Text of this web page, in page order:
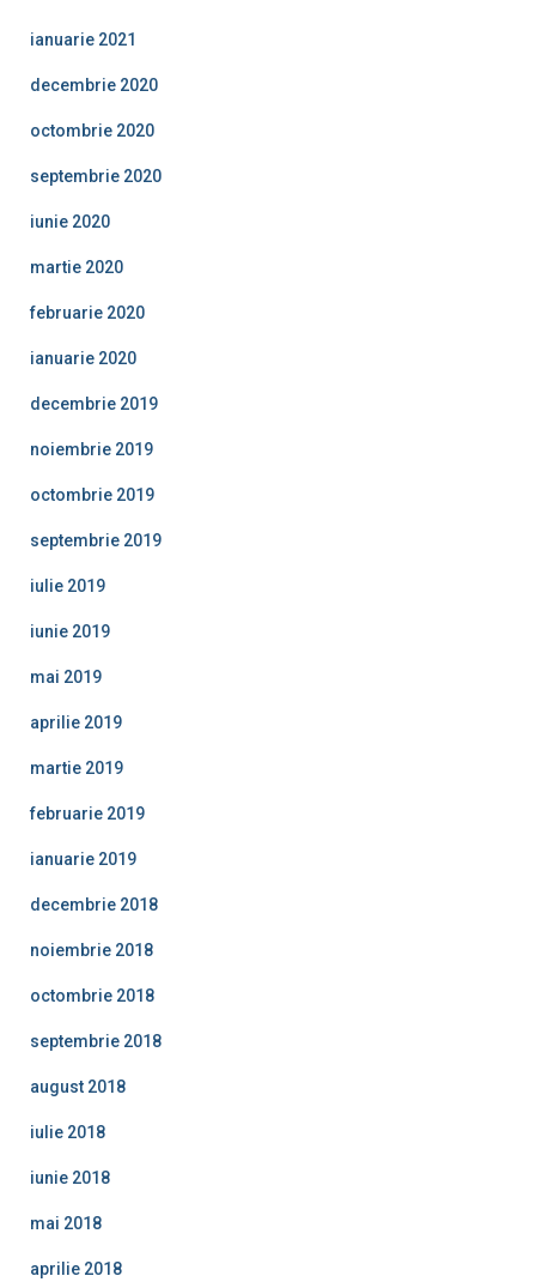
ianuarie 2021
decembrie 2020
octombrie 2020
septembrie 2020
iunie 2020
martie 2020
februarie 2020
ianuarie 2020
decembrie 2019
noiembrie 2019
octombrie 2019
septembrie 2019
iulie 2019
iunie 2019
mai 2019
aprilie 2019
martie 2019
februarie 2019
ianuarie 2019
decembrie 2018
noiembrie 2018
octombrie 2018
septembrie 2018
august 2018
iulie 2018
iunie 2018
mai 2018
aprilie 2018